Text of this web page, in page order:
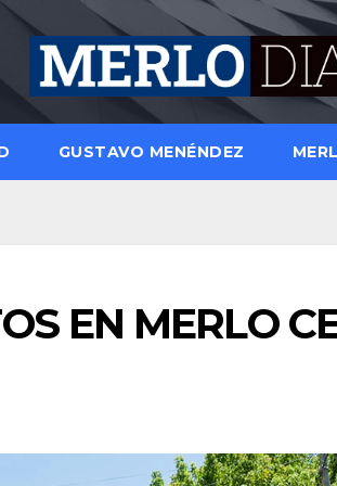
GUSTAVO MENÉNDEZ
EN MERLO